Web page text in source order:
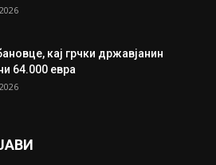
кај грчки државјанин
64.000 евра